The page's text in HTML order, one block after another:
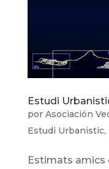
Estudi
por Asociación
Estudi Urbanistic,
Estimats amics